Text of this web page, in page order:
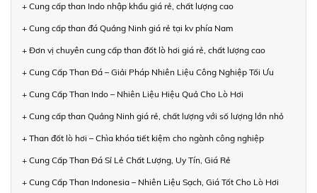
+ Cung cấp than Indo nhập khẩu giá rẻ, chất lượng cao
+ Cung cấp than đá Quảng Ninh giá rẻ tại kv phía Nam
+ Đơn vị chuyên cung cấp than đốt lò hơi giá rẻ, chất lượng cao
+ Cung Cấp Than Đá – Giải Pháp Nhiên Liệu Công Nghiệp Tối Ưu
+ Cung Cấp Than Indo – Nhiên Liệu Hiệu Quả Cho Lò Hơi
+ Cung cấp than Quảng Ninh giá rẻ, chất lượng với số lượng lớn nhỏ
+ Than đốt lò hơi – Chìa khóa tiết kiệm cho ngành công nghiệp
+ Cung Cấp Than Đá Sỉ Lẻ Chất Lượng, Uy Tín, Giá Rẻ
+ Cung Cấp Than Indonesia – Nhiên Liệu Sạch, Giá Tốt Cho Lò Hơi